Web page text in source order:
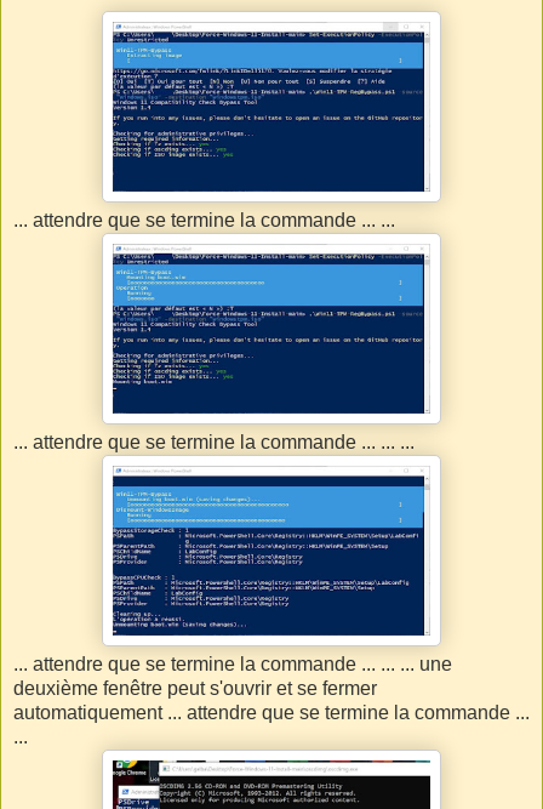
... attendre que se termine la commande ... ...
... attendre que se termine la commande ... ... ...
... attendre que se termine la commande ... ... ... une
deuxième fenêtre peut s'ouvrir et se fermer
automatiquement ... attendre que se termine la commande ...
...